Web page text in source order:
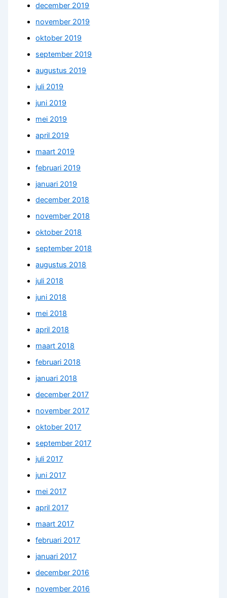
december 2019
november 2019
oktober 2019
september 2019
augustus 2019
juli 2019
juni 2019
mei 2019
april 2019
maart 2019
februari 2019
januari 2019
december 2018
november 2018
oktober 2018
september 2018
augustus 2018
juli 2018
juni 2018
mei 2018
april 2018
maart 2018
februari 2018
januari 2018
december 2017
november 2017
oktober 2017
september 2017
juli 2017
juni 2017
mei 2017
april 2017
maart 2017
februari 2017
januari 2017
december 2016
november 2016